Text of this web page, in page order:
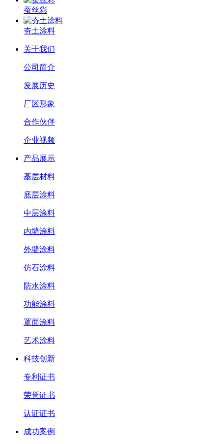
蚕丝彩
夯土涂料
关于我们
公司简介
发展历史
厂区形象
合作伙伴
企业视频
产品展示
基层材料
底层涂料
中层涂料
内墙涂料
外墙涂料
仿石涂料
防水涂料
功能涂料
罩面涂料
艺术涂料
科技创新
专利证书
荣誉证书
认证证书
成功案例